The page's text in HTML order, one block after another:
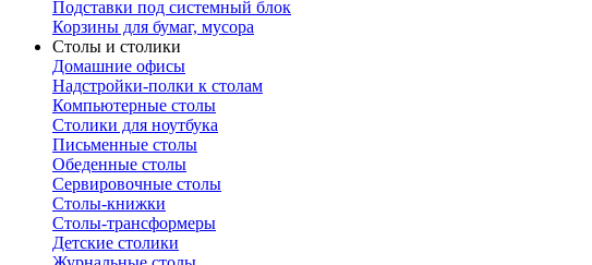
Подставки под системный блок
Корзины для бумаг, мусора
Столы и столики
Домашние офисы
Надстройки-полки к столам
Компьютерные столы
Столики для ноутбука
Письменные столы
Обеденные столы
Сервировочные столы
Столы-книжки
Столы-трансформеры
Детские столики